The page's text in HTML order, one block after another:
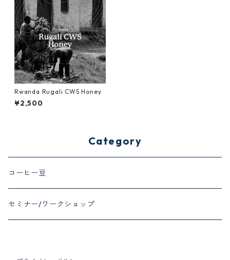
Rwanda Rugali CWS Honey
¥2,500
Category
コーヒー豆
セミナー/ワークショップ